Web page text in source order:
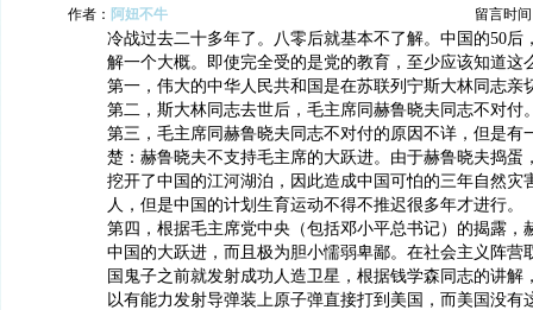
作者： 阿妞不牛 留言时间
冷战过去二十多年了。八零后就基本不了解。中国的50后
解一个大概。即使完全受的是党的教育，至少应该知道这
第一，伟大的中华人民共和国是在苏联列宁斯大林同志亲
第二，斯大林同志去世后，毛主席同赫鲁晓夫同志不对付
第三，毛主席同赫鲁晓夫同志不对付的原因不详，但是有
楚：赫鲁晓夫不支持毛主席的大跃进。由于赫鲁晓夫捣蛋
挖开了中国的江河湖泊，因此造成中国可怕的三年自然灾
人，但是中国的计划生育运动不得不推迟很多年才进行。
第四，根据毛主席党中央（包括邓小平总书记）的揭露，
中国的大跃进，而且极为胆小懦弱卑鄙。在社会主义阵营
国鬼子之前就发射成功人造卫星，根据钱学森同志的讲解
以有能力发射导弹装上原子弹直接打到美国，而美国没有